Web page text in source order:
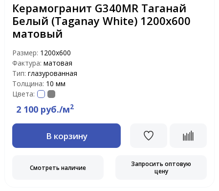
Керамогранит G340MR Таганай
Белый (Taganay White) 1200х600
матовый
Размер: 1200х600
Фактура: матовая
Тип: глазурованная
Толщина: 10 мм
Цвета:
2 100 руб./м2
В корзину
Смотреть наличие
Запросить оптовую
цену